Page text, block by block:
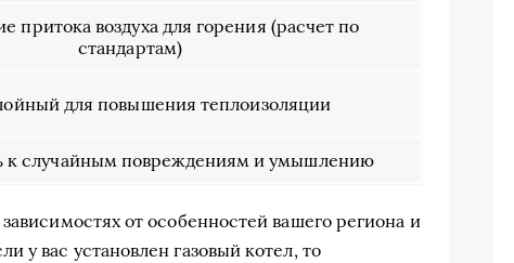
притока воздуха для горения (расчет по
стандартам)
для повышения теплоизоляции
к случайным повреждениям и умышлению
от особенностей вашего региона и
у вас установлен газовый котел, то